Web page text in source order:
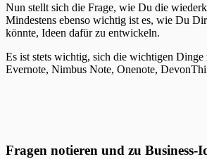
Nun stellt sich die Frage, wie Du die
Mindestens ebenso wichtig ist es, wie Du
könnte, Ideen dafür zu entwickeln.
Es ist stets wichtig, sich die wichtigen
Evernote, Nimbus Note, Onenote,
Fragen notieren und zu Business-